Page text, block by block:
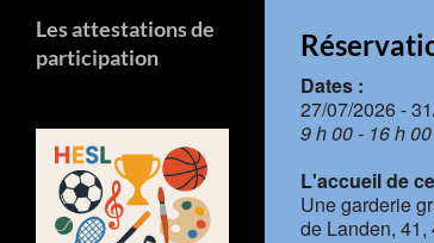
Dates :
27/07/2026 -
9 h 00 - 16 h 00
L'accueil de
Une garderie
de Landen,
Les attestations de
participation